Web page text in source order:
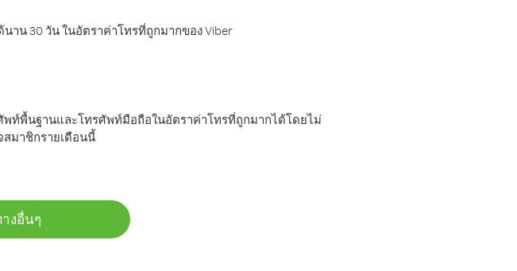
าน 30 วัน ในอัตราค่าโทรที่ถูกมากของ Viber
ท์พื้นฐานและโทรศัพท์มือถือในอัตราค่าโทรที่ถูกมากได้โดยไม่
มาชิกรายเดือนนี้
งอื่นๆ